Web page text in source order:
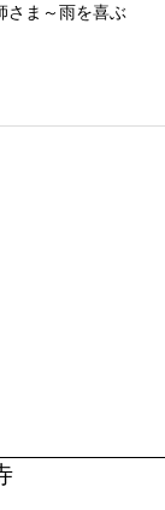
さま～雨を喜ぶ